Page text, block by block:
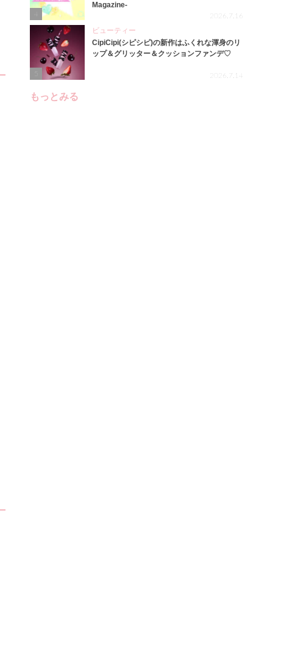
4
Magazine-
2026.7.16
ビューティー
CipiCipi(シピシピ)の新作はふくれな渾身のリ
ップ＆グリッター＆クッションファンデ♡
2026.7.14
もっとみる